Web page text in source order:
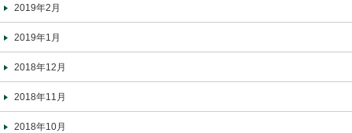
2019年2月
2019年1月
2018年12月
2018年11月
2018年10月